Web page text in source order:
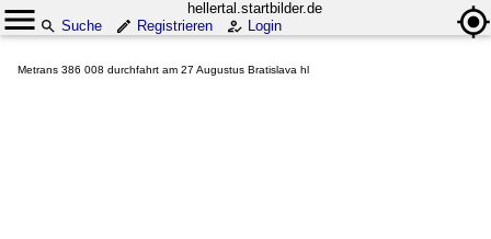
hellertal.startbilder.de
Suche
Registrieren Login
Metrans 386 008 durchfahrt am 27 Augustus Bratislava hl